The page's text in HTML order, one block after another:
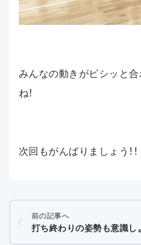
みんなの動きがビシッと
ね！
次回もがんばりましょう！！
前の記事へ
打ち終わりの姿勢も意識し